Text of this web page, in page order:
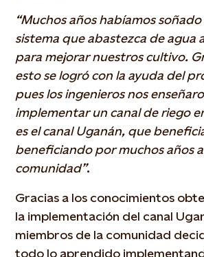
“Muchos años habíamos
sistema que abastezca de agua
para mejorar nuestros cultivo.
esto se logró con la ayuda del
pues los ingenieros nos
implementar un canal de riego
es el canal Uganán, que
beneficiando por muchos años
comunidad”.
Gracias a los conocimientos
la implementación del canal
miembros de la comunidad
todo lo aprendido